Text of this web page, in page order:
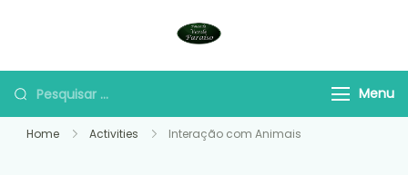
Pesquisar
por:
Menu
Home Activities Interação com Animais